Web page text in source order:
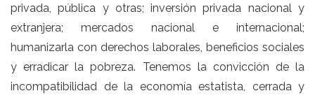
privada, pública y otras; inversión privada nacional y
extranjera; mercados nacional e internacional;
humanizarla con derechos laborales, beneficios sociales
y erradicar la pobreza. Tenemos la convicción de la
incompatibilidad de la economía estatista, cerrada y